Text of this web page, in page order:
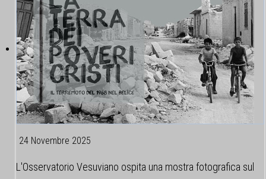
24 Novembre 2025
L'Osservatorio Vesuviano ospita una mostra fotografica sul